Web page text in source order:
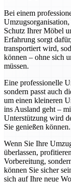
Bei einem
Schutz Ihrer Möbel
Erfahrung sorgt
transportiert wird,
können – ohne sich
müssen.
Eine professionelle
sondern passt auch
um einen kleineren
ins Ausland geht –
Unterstützung wird
Sie genießen können.
Wenn Sie Ihre
überlassen,
Vorbereitung,
können Sie sicher
sich auf Ihre neue